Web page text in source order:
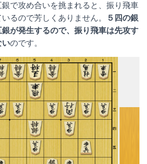
で攻め合いを挑まれると、振り飛車
るので芳しくありません。
５四の銀
が発生するので、振り飛車は先攻す
いのです。